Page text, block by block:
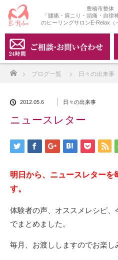
豊橋市整体
「腰痛・肩こり・頭痛・自律
のヒーリングサロンE-Relax（
ブログ一覧 日々の出来事
2012.05.6 日々の出来事
ニュースレター
明日から、ニュースレターを
す。
体験者の声、オススメレシピ
でまとめました。
毎月、お渡ししますのでお楽し